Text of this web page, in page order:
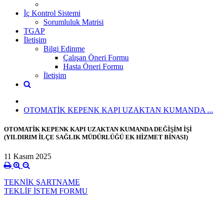
İç Kontrol Sistemi
Sorumluluk Matrisi
TGAP
İletişim
Bilgi Edinme
Çalışan Öneri Formu
Hasta Öneri Formu
İletişim
OTOMATİK KEPENK KAPI UZAKTAN KUMANDA ...
OTOMATİK KEPENK KAPI UZAKTAN KUMANDA DEĞİŞİM İŞİ
(YILDIRIM İLÇE SAĞLIK MÜDÜRLÜĞÜ EK HİZMET BİNASI)
11 Kasım 2025
TEKNİK ŞARTNAME
TEKLİF İSTEM FORMU